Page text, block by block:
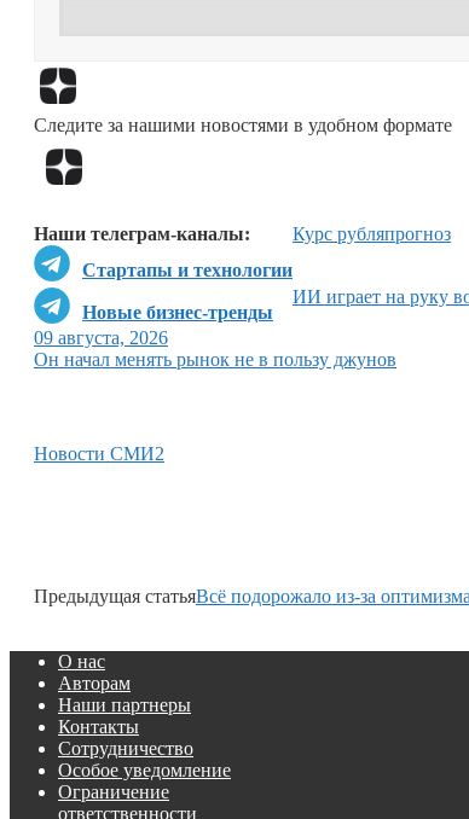
Следите за нашими новостями в удобном формате
Наши телеграм-каналы:
Стартапы и технологии
Новые бизнес-тренды
Курс рубляпрогноз
ИИ играет на руку
09 августа, 2026
Он начал менять рынок не в пользу джунов
Новости СМИ2
Предыдущая статьяВсё подорожало из-за
О нас
Авторам
Наши партнеры
Контакты
Сотрудничество
Особое уведомление
Ограничение
ответственности